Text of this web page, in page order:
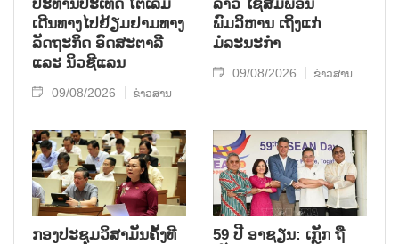
ປະທານປະເທດ ໂຕເລິມ
ເດີນທາງໄປຢ້ຽມຢາມທາງ
ລັດຖະກິດ ອົດສະຕາລີ
ແລະ ນິວຊີແລນ
09/08/2026 ຂ່າວສານ
ລາວ ໄຊສົມພອນ
ພົມວິຫານ ເຖິງແກ່
ມໍລະນະກຳ
09/08/2026 ຂ່າວສານ
ກອງປະຊຸມວິສາມັນຄັ້ງທີ
59 ປີ ອາຊຽນ: ເກຼັກ ຖື